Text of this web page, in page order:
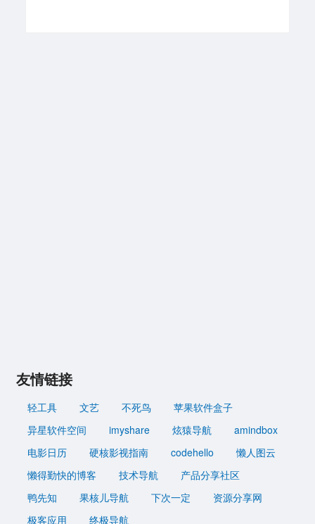
友情链接
轻工具 文艺 不死鸟
苹果软件盒子
异星软件空间
imyshare 炫猿导航
amindbox
电影日历
硬核影视指南 codehello
懒人图云
懒得勤快的博客
技术导航
产品分享社区
鸭先知
果核儿导航 下次一定
资源分享网
极客应用
终极导航